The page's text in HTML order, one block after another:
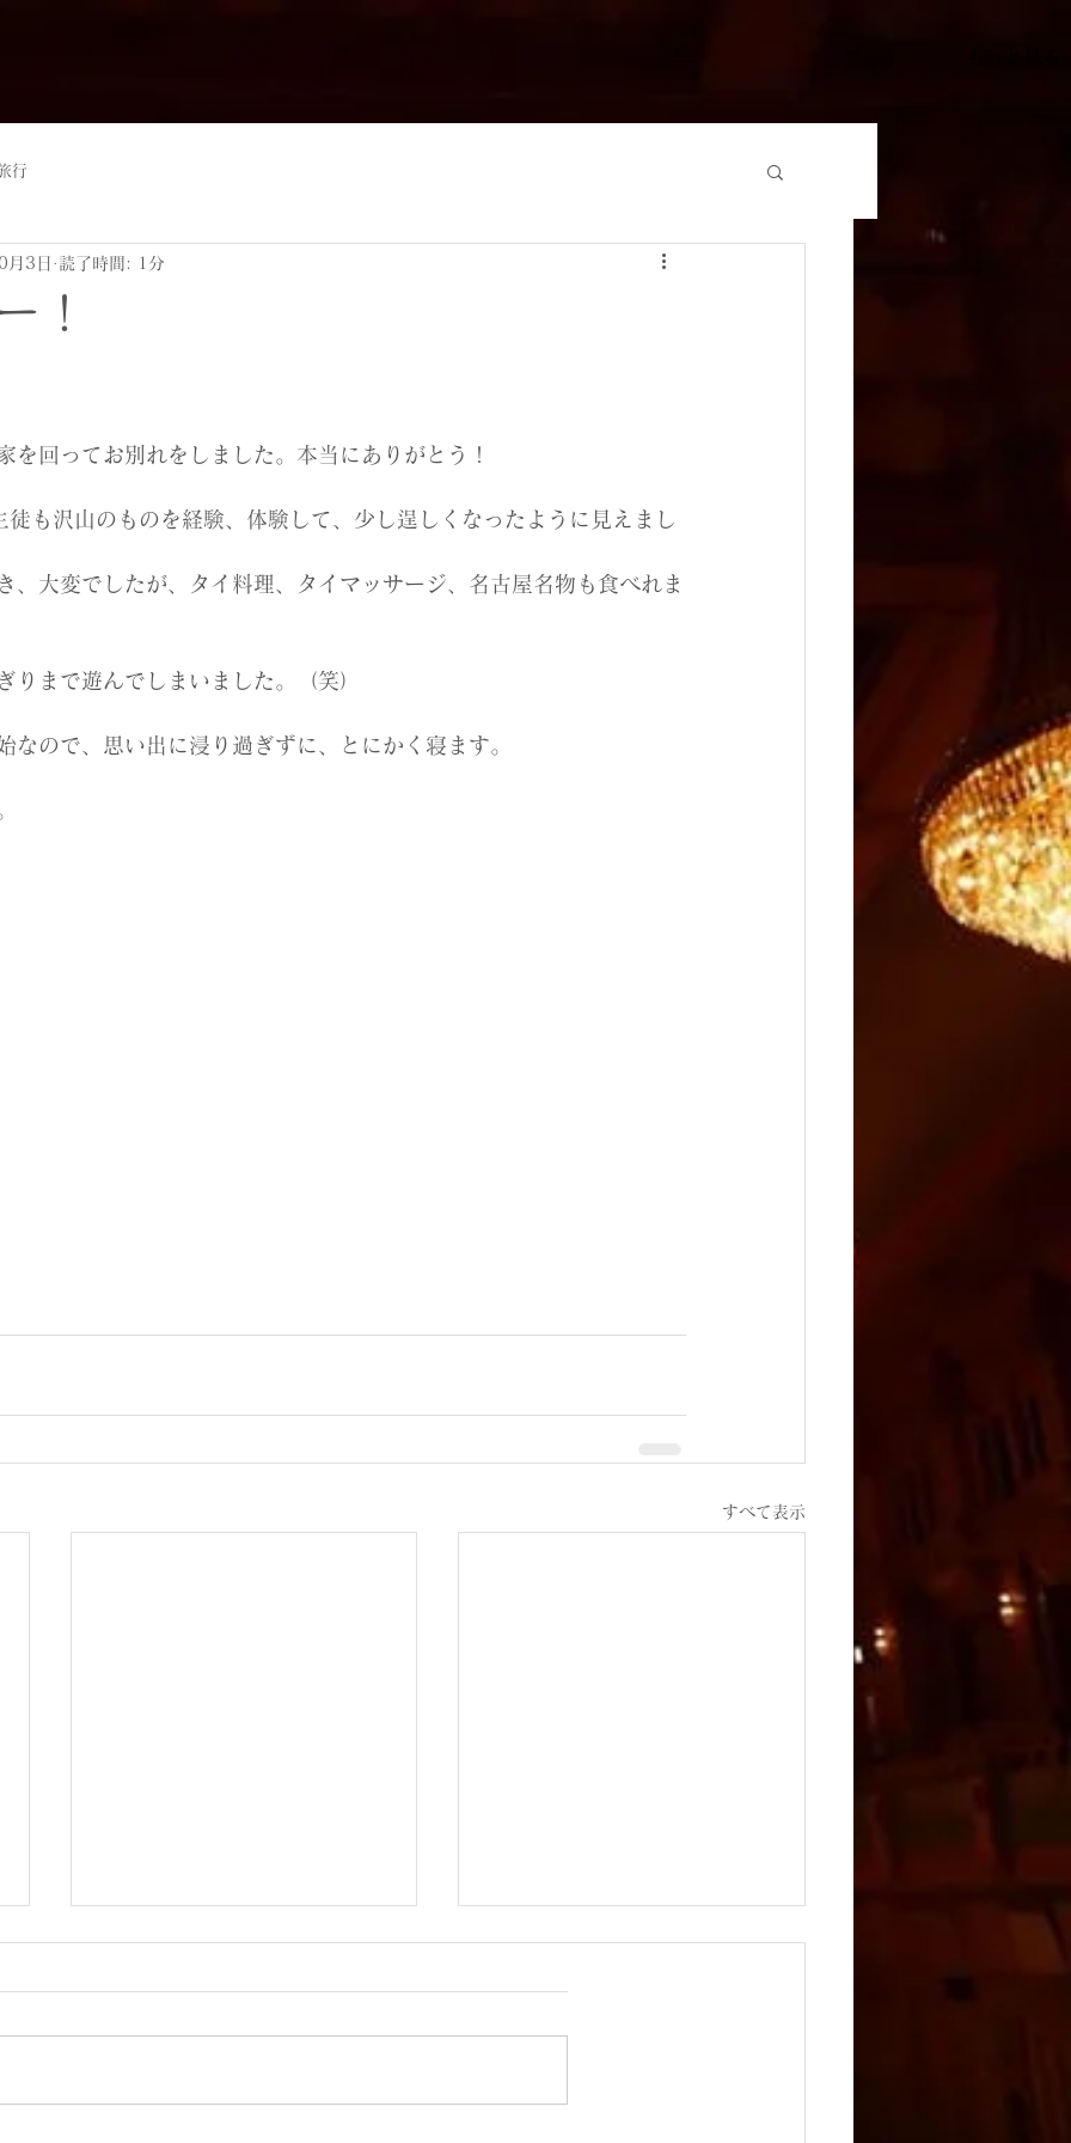
行
！
月3日 読了時間: 1分
を回ってお別れをしました。本当にありがとう！
も沢山のものを経験、体験して、少し逞しくなったように見えまし
、大変でしたが、タイ料理、タイマッサージ、名古屋名物も食べれま
りまで遊んでしまいました。（笑）
なので、思い出に浸り過ぎずに、とにかく寝ます。
すべて表示